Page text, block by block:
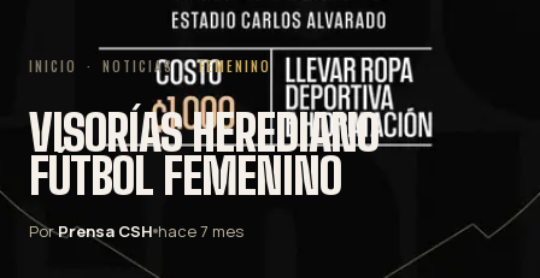
INICIO · NOTICIAS · FEMENINO
VISORÍAS HEREDIANO
FÚTBOL FEMENINO
PorPrensa CSH hace 7 mes